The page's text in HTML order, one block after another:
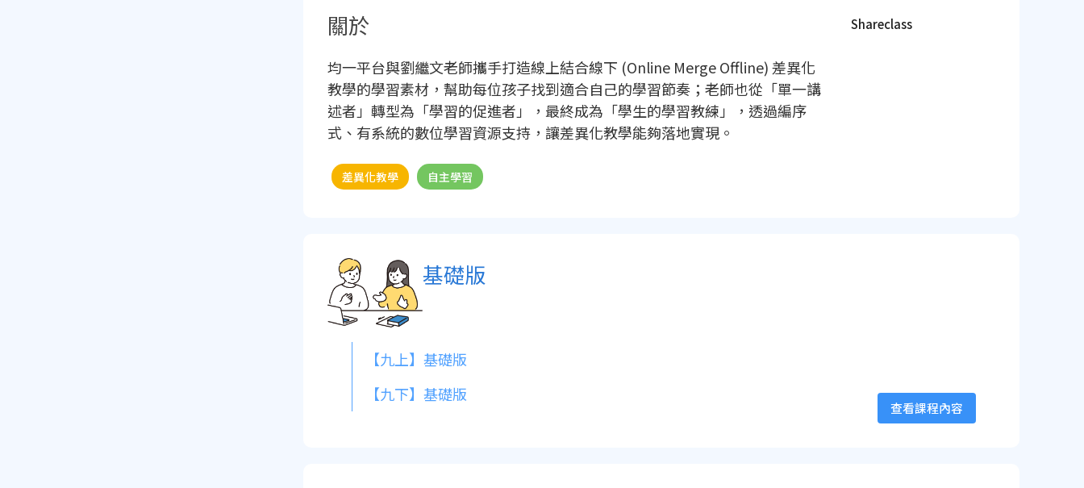
關於
均一平台與劉繼文老師攜手打造線上結合線下 (Online Merge Offline) 差異化
教學的學習素材，幫助每位孩子找到適合自己的學習節奏；老師也從「單一講
述者」轉型為「學習的促進者」，最終成為「學生的學習教練」，透過編序
式、有系統的數位學習資源支持，讓差異化教學能夠落地實現。
差異化教學 自主學習
Shareclass
基礎版
【九上】基礎版
【九下】基礎版
查看課程內容